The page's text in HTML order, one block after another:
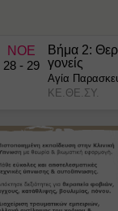
ΝΟΕ
28 - 29
Βήμα 2:
γονείς
Αγία
ΚΕ.ΘΕ.ΣΥ.